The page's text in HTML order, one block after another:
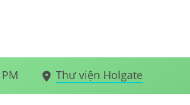
Thư viện Holgate